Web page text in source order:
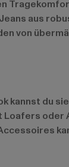
aus
von
kannst du
oder